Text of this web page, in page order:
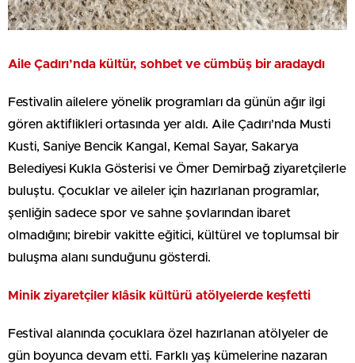
Aile Çadırı’nda kültür, sohbet ve cümbüş bir aradaydı
Festivalin ailelere yönelik programları da günün ağır ilgi
gören aktiflikleri ortasında yer aldı. Aile Çadırı’nda Musti
Kusti, Saniye Bencik Kangal, Kemal Sayar, Sakarya
Belediyesi Kukla Gösterisi ve Ömer Demirbağ ziyaretçilerle
buluştu. Çocuklar ve aileler için hazırlanan programlar,
şenliğin sadece spor ve sahne şovlarından ibaret
olmadığını; birebir vakitte eğitici, kültürel ve toplumsal bir
buluşma alanı sunduğunu gösterdi.
Minik ziyaretçiler klâsik kültürü atölyelerde keşfetti
Festival alanında çocuklara özel hazırlanan atölyeler de
gün boyunca devam etti. Farklı yaş kümelerine nazaran